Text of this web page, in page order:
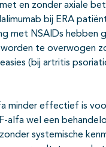
en zonder axiale
bij ERA
met NSAIDs hebben
te overwogen
(bij artritis
minder effectief is
wel een
systemische